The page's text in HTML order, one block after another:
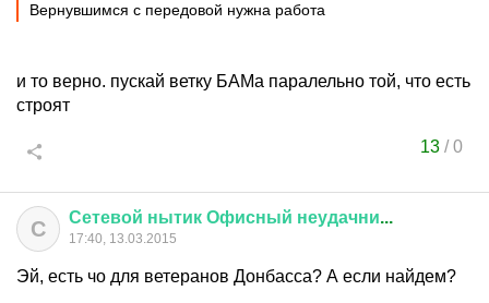
Вернувшимся с передовой нужна работа
и то верно. пускай ветку БАМа паралельно той, что есть
строят
13 /0
С Сетевой нытик Офисный неудачни...
17:40, 13.03.2015
Эй, есть чо для ветеранов Донбасса? А если найдем?